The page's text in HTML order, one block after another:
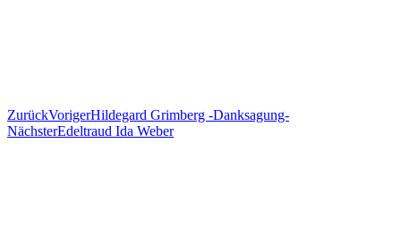
ZurückVorigerHildegard Grimberg -Danksagung-
NächsterEdeltraud Ida Weber